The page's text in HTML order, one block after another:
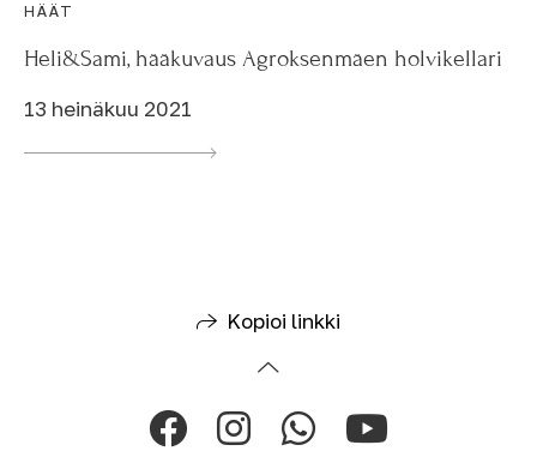
HÄÄT
Heli&Sami, hääkuvaus Agroksenmäen holvikellari
13 heinäkuu 2021
Kopioi linkki